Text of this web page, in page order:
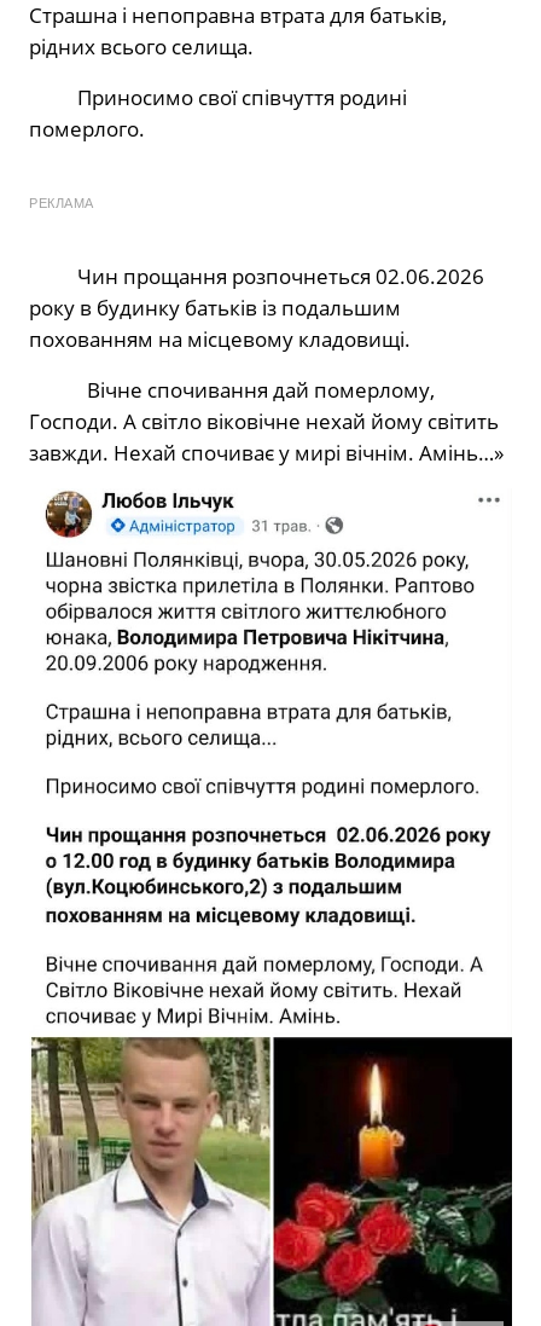
Страшна і непоправна втрата для батьків,
рідних всього селища.
Приносимо свої співчуття родині
померлого.
РЕКЛАМА
Чин прощання розпочнеться 02.06.2026
року в будинку батьків із подальшим
похованням на місцевому кладовищі.
Вічне спочивання дай померлому,
Господи. А світло віковічне нехай йому світить
завжди. Нехай спочиває у мирі вічнім. Амінь…»